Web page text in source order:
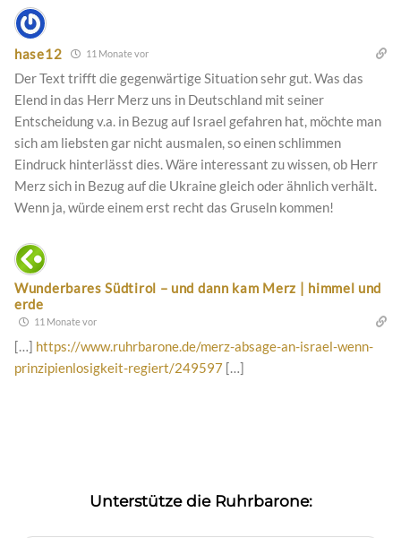
hase12 11 Monate vor
Der Text trifft die gegenwärtige Situation sehr gut. Was das
Elend in das Herr Merz uns in Deutschland mit seiner
Entscheidung v.a. in Bezug auf Israel gefahren hat, möchte man
sich am liebsten gar nicht ausmalen, so einen schlimmen
Eindruck hinterlässt dies. Wäre interessant zu wissen, ob Herr
Merz sich in Bezug auf die Ukraine gleich oder ähnlich verhält.
Wenn ja, würde einem erst recht das Gruseln kommen!
Wunderbares Südtirol – und dann kam Merz | himmel und
erde
11 Monate vor
[…] https://www.ruhrbarone.de/merz-absage-an-israel-wenn-
prinzipienlosigkeit-regiert/249597 […]
Unterstütze die Ruhrbarone: